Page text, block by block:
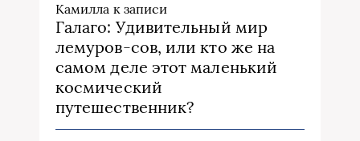
Камилла к записи
Галаго: Удивительный мир
лемуров-сов, или кто же на
самом деле этот маленький
космический
путешественник?